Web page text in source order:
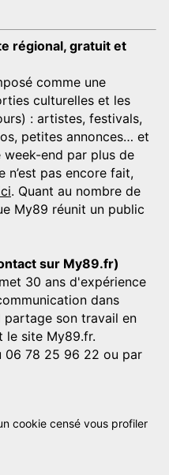
régional, gratuit et
comme une
culturelles et les
: artistes, festivals,
petites annonces… et
week-end par plus de
n’est pas encore fait,
. Quant au nombre de
My89 réunit un public
sur My89.fr)
30 ans d'expérience
dans
partage son travail en
le site My89.fr.
06 78 25 96 22 ou par
cookie censé vous profiler